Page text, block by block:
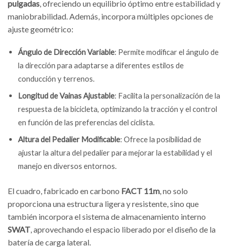
pulgadas, ofreciendo un equilibrio óptimo entre estabilidad y
maniobrabilidad. Además, incorpora múltiples opciones de
ajuste geométrico:
Ángulo de Dirección Variable: Permite modificar el ángulo de
la dirección para adaptarse a diferentes estilos de
conducción y terrenos.
Longitud de Vainas Ajustable: Facilita la personalización de la
respuesta de la bicicleta, optimizando la tracción y el control
en función de las preferencias del ciclista.
Altura del Pedalier Modificable: Ofrece la posibilidad de
ajustar la altura del pedalier para mejorar la estabilidad y el
manejo en diversos entornos.
El cuadro, fabricado en carbono FACT 11m, no solo
proporciona una estructura ligera y resistente, sino que
también incorpora el sistema de almacenamiento interno
SWAT, aprovechando el espacio liberado por el diseño de la
batería de carga lateral.